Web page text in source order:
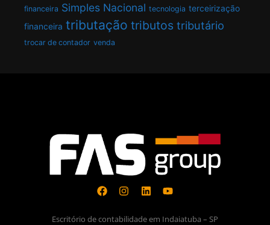
financeira Simples Nacional tecnologia terceirização
financeira tributação tributos tributário
trocar de contador venda
Escritório de contabilidade em Indaiatuba – SP